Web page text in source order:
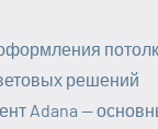
решений
Adana —